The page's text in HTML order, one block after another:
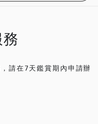
請在7天鑑賞期內申請辦